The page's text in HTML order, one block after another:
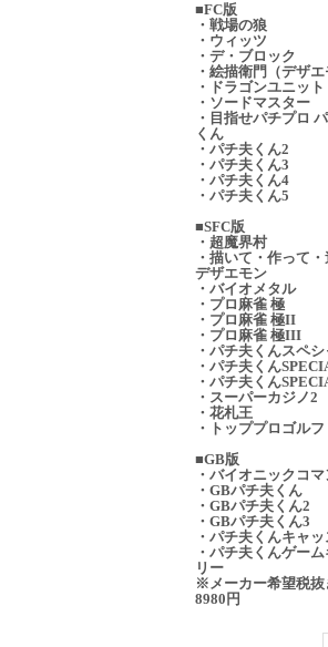
■FC版
・戦場の狼
・ウィッツ
・デ・ブロック
・絵描衛門（デザ
・ドラゴンユニット
・ソードマスター
・目指せパチプロ
くん
・パチ夫くん2
・パチ夫くん3
・パチ夫くん4
・パチ夫くん5
■SFC版
・超魔界村
・描いて・作って
デザエモン
・バイオメタル
・プロ麻雀 極
・プロ麻雀 極II
・プロ麻雀 極III
・パチ夫くんスペ
・パチ夫くん
・パチ夫くん
・スーパーカジノ2
・花札王
・トッププロゴルフ
■GB版
・バイオニックコ
・GBパチ夫くん
・GBパチ夫くん2
・GBパチ夫くん3
・パチ夫くんキャ
・パチ夫くんゲー
リー
※メーカー希望税抜
8980円